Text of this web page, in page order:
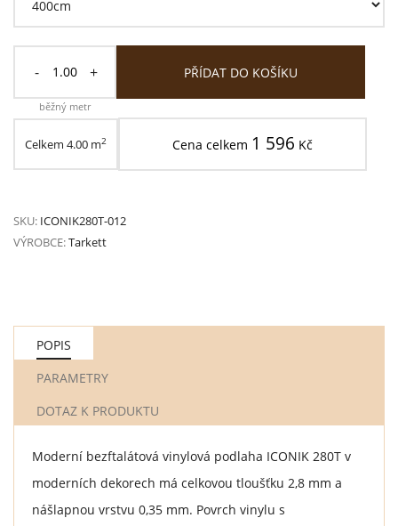
- +
běžný metr
PŘÍDAT DO KOŠÍKU
Celkem 4.00 m2 Cena celkem 1 596 Kč
SKU: ICONIK280T-012
VÝROBCE:Tarkett
POPIS
PARAMETRY
DOTAZ K PRODUKTU
Moderní bezftalátová vinylová podlaha ICONIK 280T v
moderních dekorech má celkovou tloušťku 2,8 mm a
nášlapnou vrstvu 0,35 mm. Povrch vinylu s